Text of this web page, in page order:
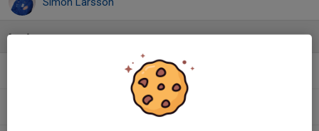
Ledare
Andreas GustavssonAssisterande tränare
Lagledare